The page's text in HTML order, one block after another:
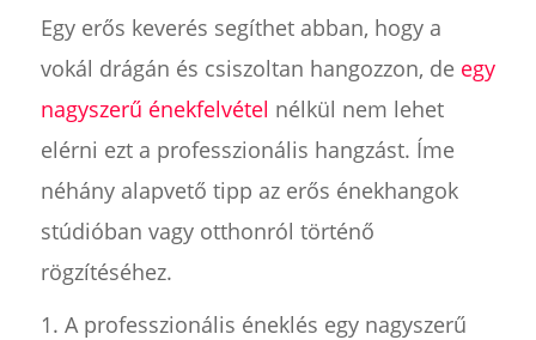
Egy erős keverés segíthet abban, hogy a
vokál drágán és csiszoltan hangozzon, de egy
nagyszerű énekfelvétel nélkül nem lehet
elérni ezt a professzionális hangzást. Íme
néhány alapvető tipp az erős énekhangok
stúdióban vagy otthonról történő
rögzítéséhez.
1. A professzionális éneklés egy nagyszerű